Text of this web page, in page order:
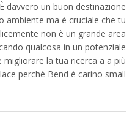
davvero un buon destinazione
ambiente ma è cruciale che tu
non è un grande area
qualcosa in un potenziale
la tua ricerca a a più
perché Bend è carino small.